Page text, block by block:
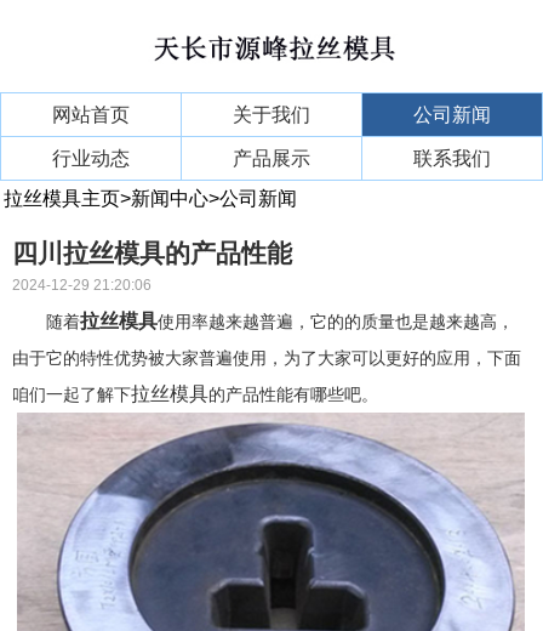
网站首页 关于我们 公司新闻
行业动态 产品展示
联系我们
拉丝模具主页>新闻中心>公司新闻
四川拉丝模具的产品性能
2024-12-29 21:20:06
随着拉丝模具使用率越来越普遍，它的的质量也是越来越高，
由于它的特性优势被大家普遍使用，为了大家可以更好的应用，下面
咱们一起了解下拉丝模具的产品性能有哪些吧。